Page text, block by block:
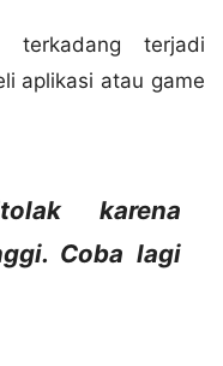
terkadang terjadi
aplikasi atau game
karena
Coba lagi